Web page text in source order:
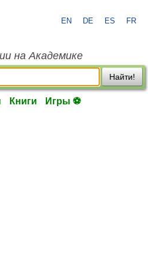
EN DE ES FR
на Академике
Найти!
Книги Игры ⚽